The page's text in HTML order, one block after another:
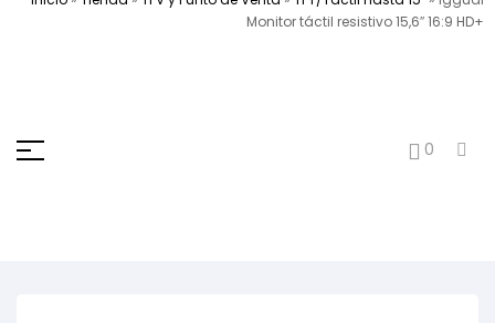
Monitor táctil resistivo 15,6″ 16:9 HD+
0